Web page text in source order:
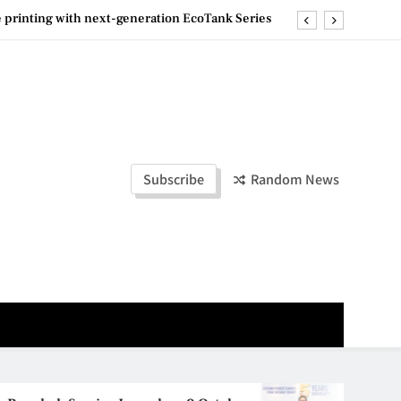
printing with next-generation EcoTank Series
printing with next-generation EcoTank Series
Subscribe Random News